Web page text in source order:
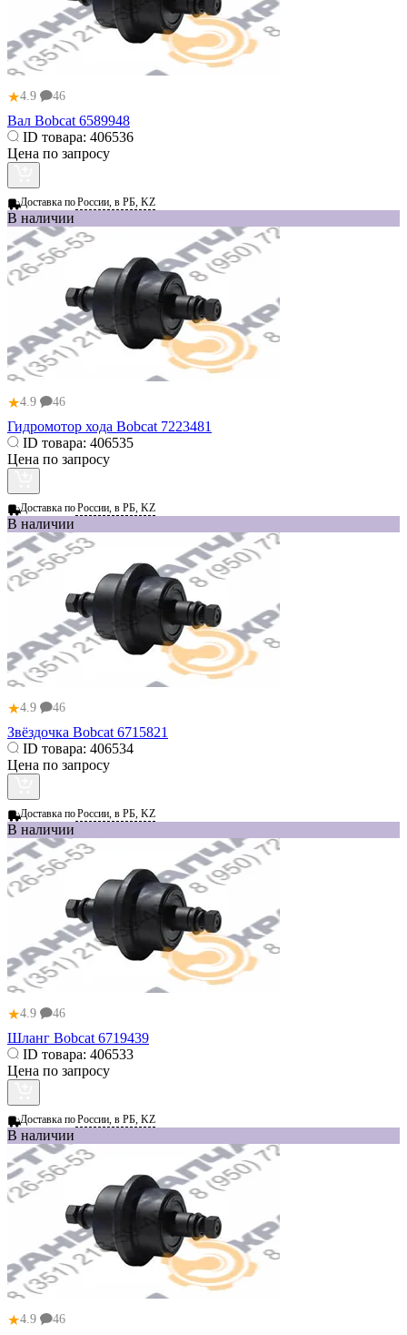
★4.9 46
Вал Bobcat 6589948
ID товара: 406536
Цена по запросу
Доставка поРоссии, в РБ, KZ
В наличии
★4.9 46
Гидромотор хода Bobcat 7223481
ID товара: 406535
Цена по запросу
Доставка поРоссии, в РБ, KZ
В наличии
★4.9 46
Звёздочка Bobcat 6715821
ID товара: 406534
Цена по запросу
Доставка поРоссии, в РБ, KZ
В наличии
★4.9 46
Шланг Bobcat 6719439
ID товара: 406533
Цена по запросу
Доставка поРоссии, в РБ, KZ
В наличии
★4.9 46